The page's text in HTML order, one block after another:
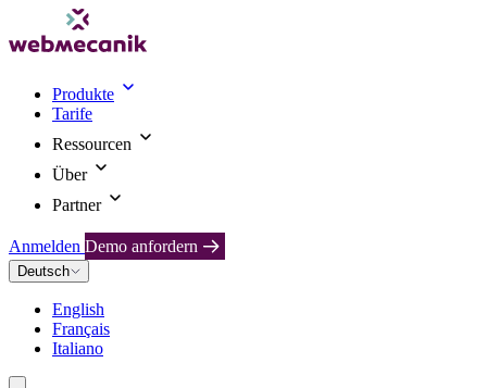
Produkte
Tarife
Ressourcen
Über
Partner
Anmelden Demo anfordern
Deutsch
English
Français
Italiano